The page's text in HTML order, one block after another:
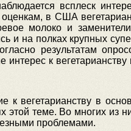
всплеск
оценкам, в США
молоко и
и на полках крупных
результатам
к
к вегетарианству в
этой теме. Во многих из
проблемами.